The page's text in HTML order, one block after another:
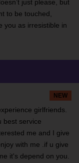
just please, but
to be touched,
you as irresistible in
NEW
girlfriends.
best service
me and I give
with me .if u give
it's depend on you.